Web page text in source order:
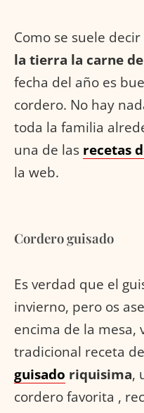
Como se suele decir
la tierra la carne
fecha del año es
cordero. No hay
toda la familia
una de las recetas
la web.
Cordero guisado
Es verdad que el
invierno, pero os
encima de la mesa,
tradicional receta de
guisado riquisima,
cordero favorita ,